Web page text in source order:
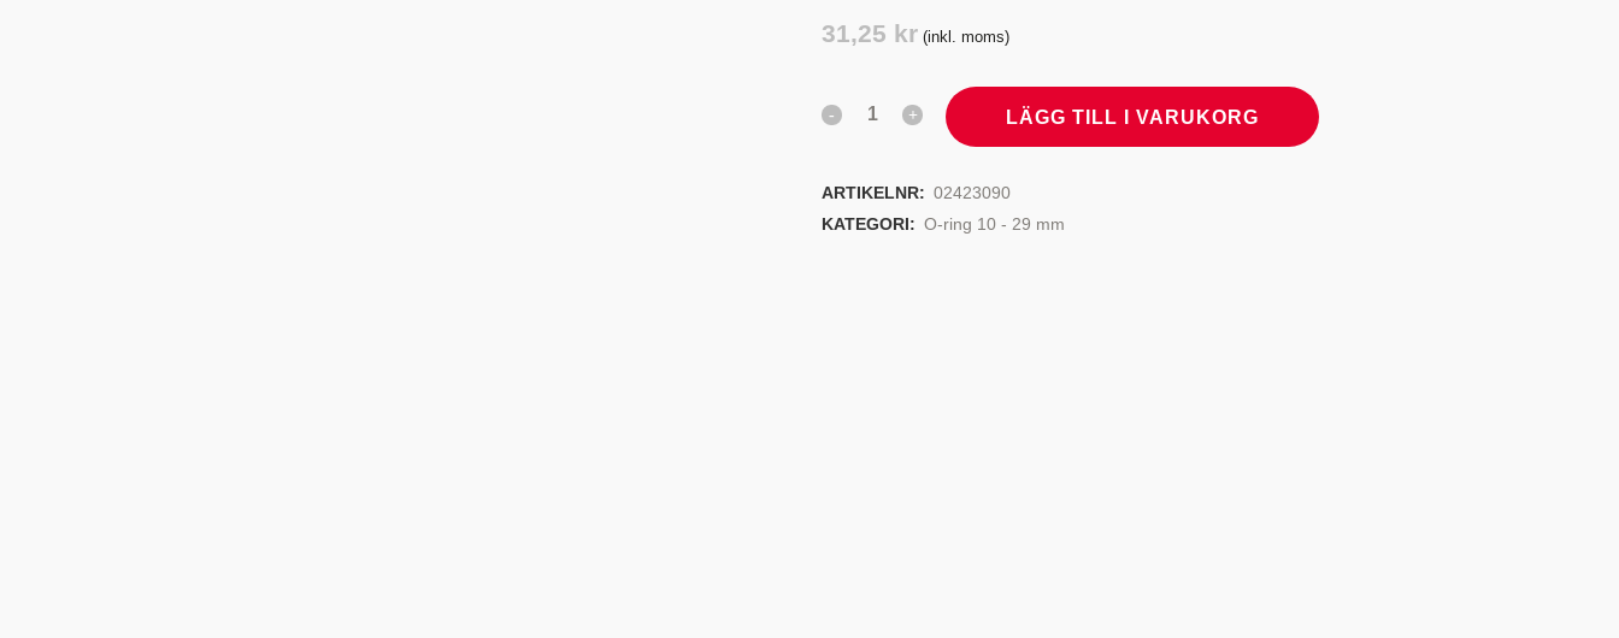
31,25 kr (inkl. moms)
LÄGG TILL I VARUKORG
ARTIKELNR: 02423090
KATEGORI: O-ring 10 - 29 mm